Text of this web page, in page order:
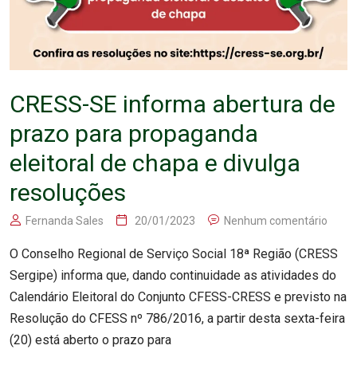
CRESS-SE informa abertura de
prazo para propaganda
eleitoral de chapa e divulga
resoluções
Fernanda Sales 20/01/2023 Nenhum comentário
O Conselho Regional de Serviço Social 18ª Região (CRESS
Sergipe) informa que, dando continuidade as atividades do
Calendário Eleitoral do Conjunto CFESS-CRESS e previsto na
Resolução do CFESS nº 786/2016, a partir desta sexta-feira
(20) está aberto o prazo para